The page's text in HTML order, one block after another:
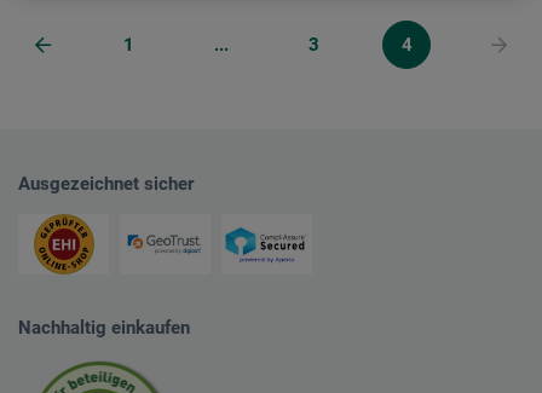
1 ... 3 4
Ausgezeichnet sicher
Nachhaltig einkaufen